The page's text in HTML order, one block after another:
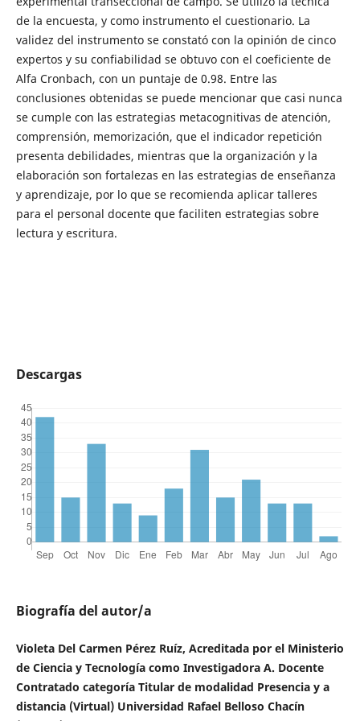
de la encuesta, y como instrumento el cuestionario. La
validez del instrumento se constató con la opinión de cinco
expertos y su confiabilidad se obtuvo con el coeficiente de
Alfa Cronbach, con un puntaje de 0.98. Entre las
conclusiones obtenidas se puede mencionar que casi nunca
se cumple con las estrategias metacognitivas de atención,
comprensión, memorización, que el indicador repetición
presenta debilidades, mientras que la organización y la
elaboración son fortalezas en las estrategias de enseñanza
y aprendizaje, por lo que se recomienda aplicar talleres
para el personal docente que faciliten estrategias sobre
lectura y escritura.
Descargas
Biografía del autor/a
Violeta Del Carmen Pérez Ruíz, Acreditada por el Ministerio
de Ciencia y Tecnología como Investigadora A. Docente
Contratado categoría Titular de modalidad Presencia y a
distancia (Virtual) Universidad Rafael Belloso Chacín